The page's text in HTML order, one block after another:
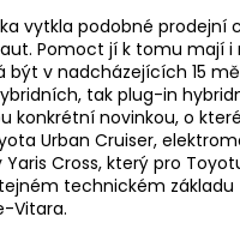
vytkla podobné prodejní
Pomoct jí k tomu mají i
být v nadcházejících 15
tak plug-in
konkrétní novinkou, o
Urban Cruiser,
Cross, který pro
technickém základu
Vitara.